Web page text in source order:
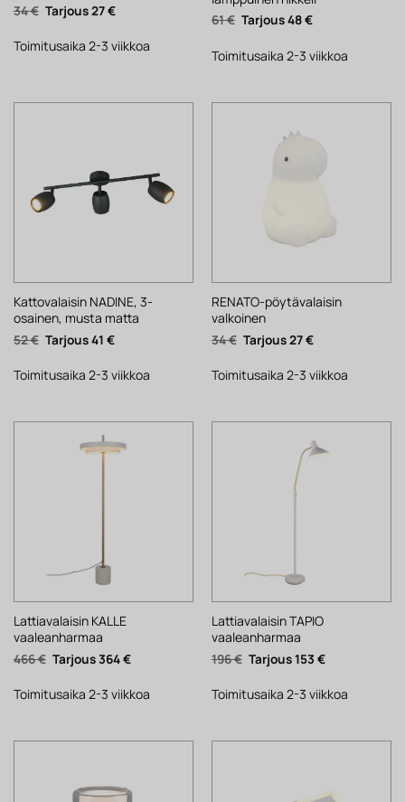
34€ Alkuperäinen
hinta
34 €.
27€Nykyinen
27 €.
Toimitusaika 2-3 viikkoa
61€ Alkuperäinen
hinta
61 €.
48€Nykyinen
48 €.
Toimitusaika 2-3 viikkoa
Kattovalaisin NADINE, 3-
osainen, musta matta
52€ Alkuperäinen
hinta
52 €.
41 €Nykyinen
41 €.
Toimitusaika 2-3 viikkoa
RENATO-pöytävalaisin
valkoinen
34€ Alkuperäinen
hinta
34 €.
27€Nykyinen
27 €.
Toimitusaika 2-3 viikkoa
Lattiavalaisin KALLE
vaaleanharmaa
466€ Alkuperäinen
hinta
466 €.
364€Nykyinen
364 €.
Toimitusaika 2-3 viikkoa
Lattiavalaisin TAPIO
vaaleanharmaa
196€ Alkuperäinen
hinta
196 €.
153 €Nykyinen
153 €.
Toimitusaika 2-3 viikkoa